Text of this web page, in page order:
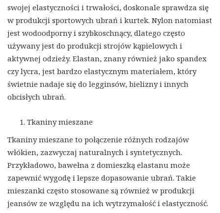
swojej elastyczności i trwałości, doskonale sprawdza się
w produkcji sportowych ubrań i kurtek. Nylon natomiast
jest wodoodporny i szybkoschnący, dlatego często
używany jest do produkcji strojów kąpielowych i
aktywnej odzieży. Elastan, znany również jako spandex
czy lycra, jest bardzo elastycznym materiałem, który
świetnie nadaje się do legginsów, bielizny i innych
obcisłych ubrań.
Tkaniny mieszane
Tkaniny mieszane to połączenie różnych rodzajów
włókien, zazwyczaj naturalnych i syntetycznych.
Przykładowo, bawełna z domieszką elastanu może
zapewnić wygodę i lepsze dopasowanie ubrań. Takie
mieszanki często stosowane są również w produkcji
jeansów ze względu na ich wytrzymałość i elastyczność.